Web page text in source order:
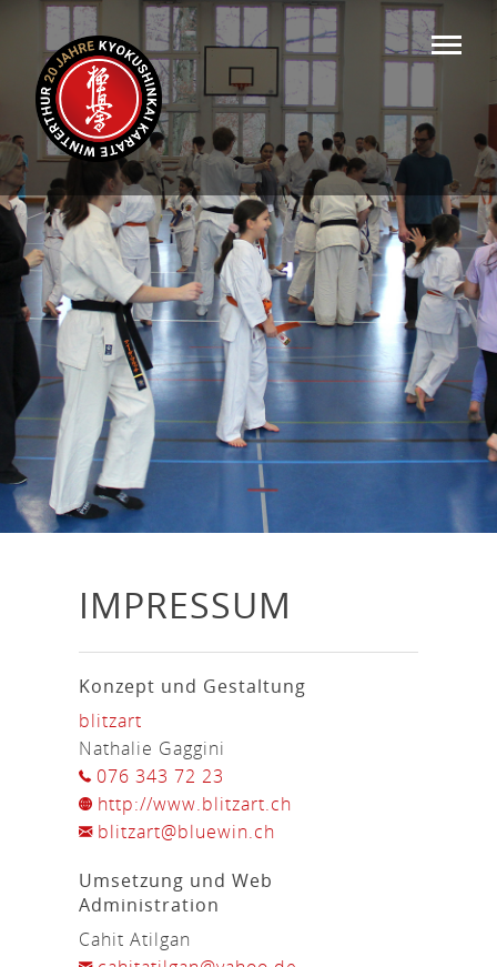
IMPRESSUM
Konzept und Gestaltung
blitzart
Nathalie Gaggini
076 343 72 23
http://www.blitzart.ch
blitzart@bluewin.ch
Umsetzung und Web
Administration
Cahit Atilgan